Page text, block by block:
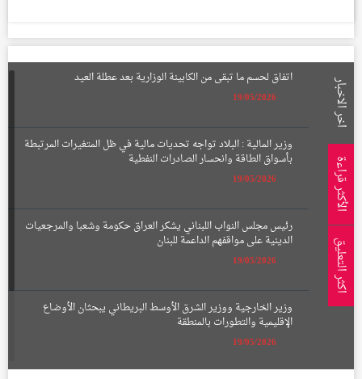
اتفاق لحسم ما تبقى من الكابينة الوزارية بعد عطلة العيد
19/05/2026
وزير المالية : البلاد تواجه تحديات مالية في ظل المتغيرات المرتبطة
بأسواق الطاقة وانحسار الصادرات النفطية
19/05/2026
رئيس مجلس النواب اللبناني يشكر العراق حكومة وشعبا والمرجعيات
الدينية على مواقفهم الداعمة للبنان
19/05/2026
وزير الخارجية ووزير الشرق الأوسط البريطاني يبحثان الأوضاع
الإقليمية والتطورات بالمنطقة
19/05/2026
اخر الاخبار
الأكثر قراءة
اكثر التعليق